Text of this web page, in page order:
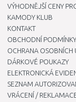
VÝHODNĚJŠÍ CENY
KAMODY KLUB
KONTAKT
OBCHODNÍ PODMÍNKY
OCHRANA OSOBNÍCH
DÁRKOVÉ POUKAZY
ELEKTRONICKÁ
SEZNAM
VRÁCENÍ /